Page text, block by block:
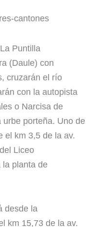
Puntilla
(Daule) con
cruzarán el río
con la autopista
o Narcisa de
porteña. Uno de
el km 3,5 de la av.
Liceo
la planta de
desde la
km 15,73 de la av.